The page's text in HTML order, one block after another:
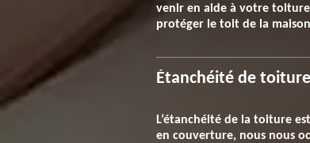
venir en aide à votre
protéger le toit de la
Étanchéité de
L’étanchéité de la toiture
en couverture, nous nous